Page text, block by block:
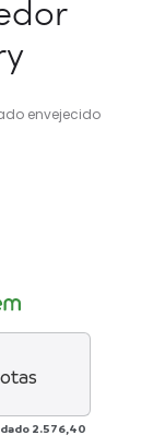
envejecido
2.576,40